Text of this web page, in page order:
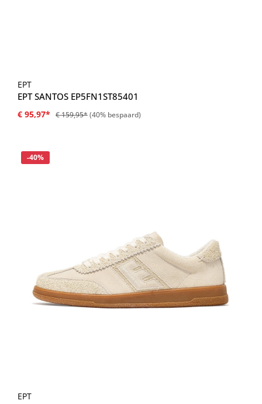
EPT
EPT SANTOS EP5FN1ST85401
€ 95,97* € 159,95*(40% bespaard)
Korting
-40%
EPT